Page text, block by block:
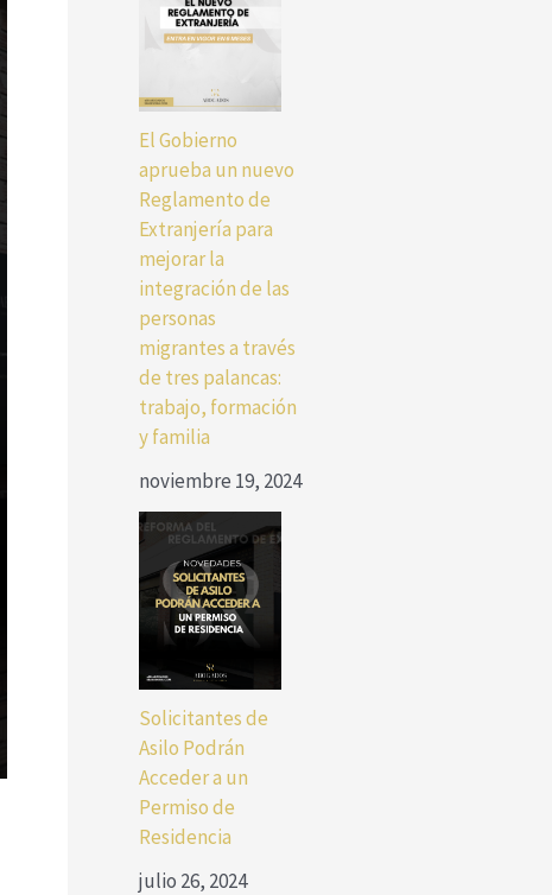
El Gobierno
aprueba un nuevo
Reglamento de
Extranjería para
mejorar la
integración de las
personas
migrantes a través
de tres palancas:
trabajo, formación
y familia
noviembre 19, 2024
Solicitantes de
Asilo Podrán
Acceder a un
Permiso de
Residencia
julio 26, 2024